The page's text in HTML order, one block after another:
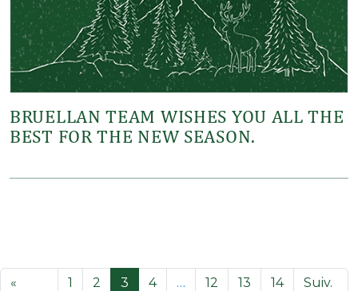
BRUELLAN TEAM WISHES YOU ALL THE
BEST FOR THE NEW SEASON.
«
1 2 3 4 … 12 13 14
Suiv.